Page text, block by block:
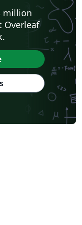
million
Overleaf